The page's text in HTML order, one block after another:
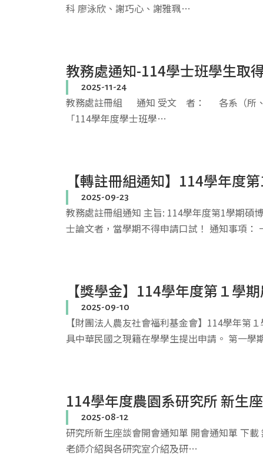
科 廖泳欣、謝巧心、謝雅珮…
教務處通知-114學士班學生取
2025-11-24
教務處註冊組 通知 受文 者： 各系（所
「114學年度學士班學…
【轉註冊組通知】114學年度
2025-09-23
教務處註冊組通知 主旨: 114學年度第1學期碩
士論文者，當學期不得申請口試！ 通知事項：
【獎學金】114學年度第１學
2025-09-10
【財團法人農友社會福利基金會】114學年第
具中華民國之現籍在學學生提出申請。 第一學
114學年度農園系研究所 新生
2025-08-12
研究所新生座談會開會通知單 開會通知單 下
老師介紹與各研究室介紹及研…